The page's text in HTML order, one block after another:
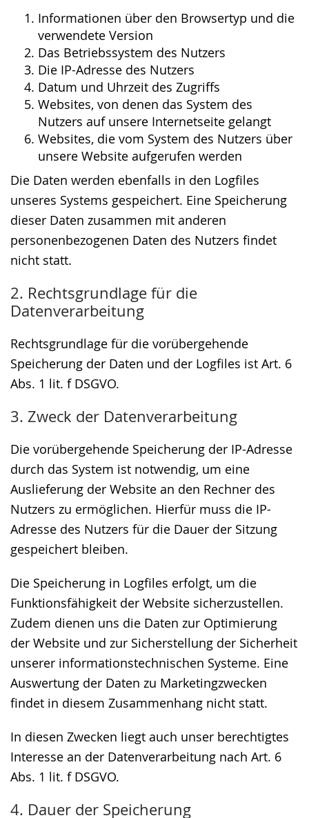
Informationen über den Browsertyp und die
verwendete Version
Das Betriebssystem des Nutzers
Die IP-Adresse des Nutzers
Datum und Uhrzeit des Zugriffs
Websites, von denen das System des
Nutzers auf unsere Internetseite gelangt
Websites, die vom System des Nutzers über
unsere Website aufgerufen werden
Die Daten werden ebenfalls in den Logfiles
unseres Systems gespeichert. Eine Speicherung
dieser Daten zusammen mit anderen
personenbezogenen Daten des Nutzers findet
nicht statt.
2. Rechtsgrundlage für die
Datenverarbeitung
Rechtsgrundlage für die vorübergehende
Speicherung der Daten und der Logfiles ist Art. 6
Abs. 1 lit. f DSGVO.
3. Zweck der Datenverarbeitung
Die vorübergehende Speicherung der IP-Adresse
durch das System ist notwendig, um eine
Auslieferung der Website an den Rechner des
Nutzers zu ermöglichen. Hierfür muss die IP-
Adresse des Nutzers für die Dauer der Sitzung
gespeichert bleiben.
Die Speicherung in Logfiles erfolgt, um die
Funktionsfähigkeit der Website sicherzustellen.
Zudem dienen uns die Daten zur Optimierung
der Website und zur Sicherstellung der Sicherheit
unserer informationstechnischen Systeme. Eine
Auswertung der Daten zu Marketingzwecken
findet in diesem Zusammenhang nicht statt.
In diesen Zwecken liegt auch unser berechtigtes
Interesse an der Datenverarbeitung nach Art. 6
Abs. 1 lit. f DSGVO.
4. Dauer der Speicherung